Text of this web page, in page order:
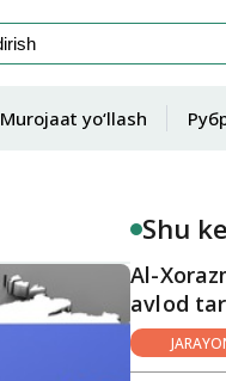
Murojaat yo‘llash
Shu
Al-
avlod